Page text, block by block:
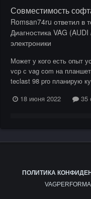
Совместимость
Romsan74ru ответил в
Диагностика VAG
электроники
Может у кого есть опыт
vcp с vag com на
teclast 98 pro планирую
18 июня 2022
35
ПОЛИТИКА